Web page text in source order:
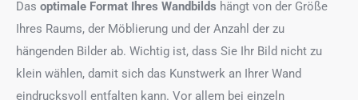
Das optimale Format Ihres Wandbilds hängt von der Größe
Ihres Raums, der Möblierung und der Anzahl der zu
hängenden Bilder ab. Wichtig ist, dass Sie Ihr Bild nicht zu
klein wählen, damit sich das Kunstwerk an Ihrer Wand
eindrucksvoll entfalten kann. Vor allem bei einzeln